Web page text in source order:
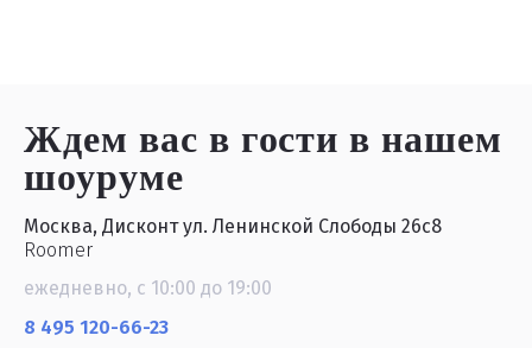
Ждем вас в гостив нашем
шоуруме
Москва, Дисконт ул. Ленинской Слободы 26с8
Roomer
ежедневно, с 10:00 до 19:00
8 495 120-66-23